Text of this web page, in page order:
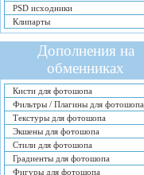
PSD исходники
Клипарты
Дополнения на
обменниках
Кисти для фотошопа
Фильтры / Плагины для фотошопа
Текстуры для фотошопа
Экшены для фотошопа
Стили для фотошопа
Градиенты для фотошопа
Фигуры для фотошопа